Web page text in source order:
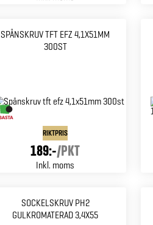
SPÅNSKRUV TFT EFZ 4,1X51MM
300ST
RIKTPRIS
189:-/PKT
Inkl. moms
SOCKELSKRUV PH2
GULKROMATERAD 3,4X55